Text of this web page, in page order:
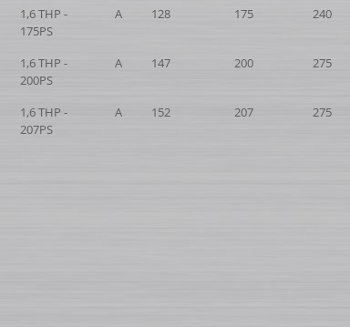
1,6 THP -
175PS
A 128 175 240
1,6 THP -
200PS
A 147 200 275
1,6 THP -
207PS
A 152 207 275